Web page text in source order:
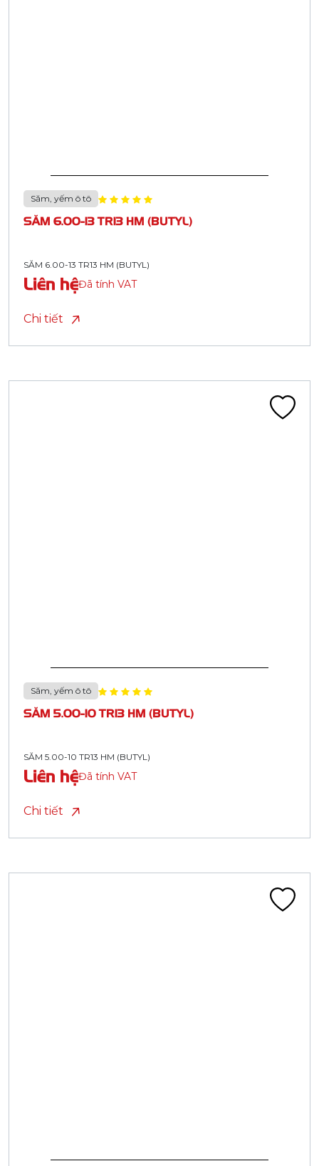
Săm, yếm ô tô
SĂM 6.00-13 TR13 HM (BUTYL)
SĂM 6.00-13 TR13 HM (BUTYL)
Liên hệĐã tính VAT
Chi tiết
Săm, yếm ô tô
SĂM 5.00-10 TR13 HM (BUTYL)
SĂM 5.00-10 TR13 HM (BUTYL)
Liên hệĐã tính VAT
Chi tiết